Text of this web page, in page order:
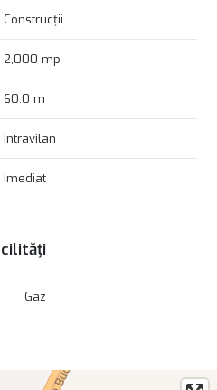
Construcții
2,000 mp
60.0 m
Intravilan
Imediat
Gaz